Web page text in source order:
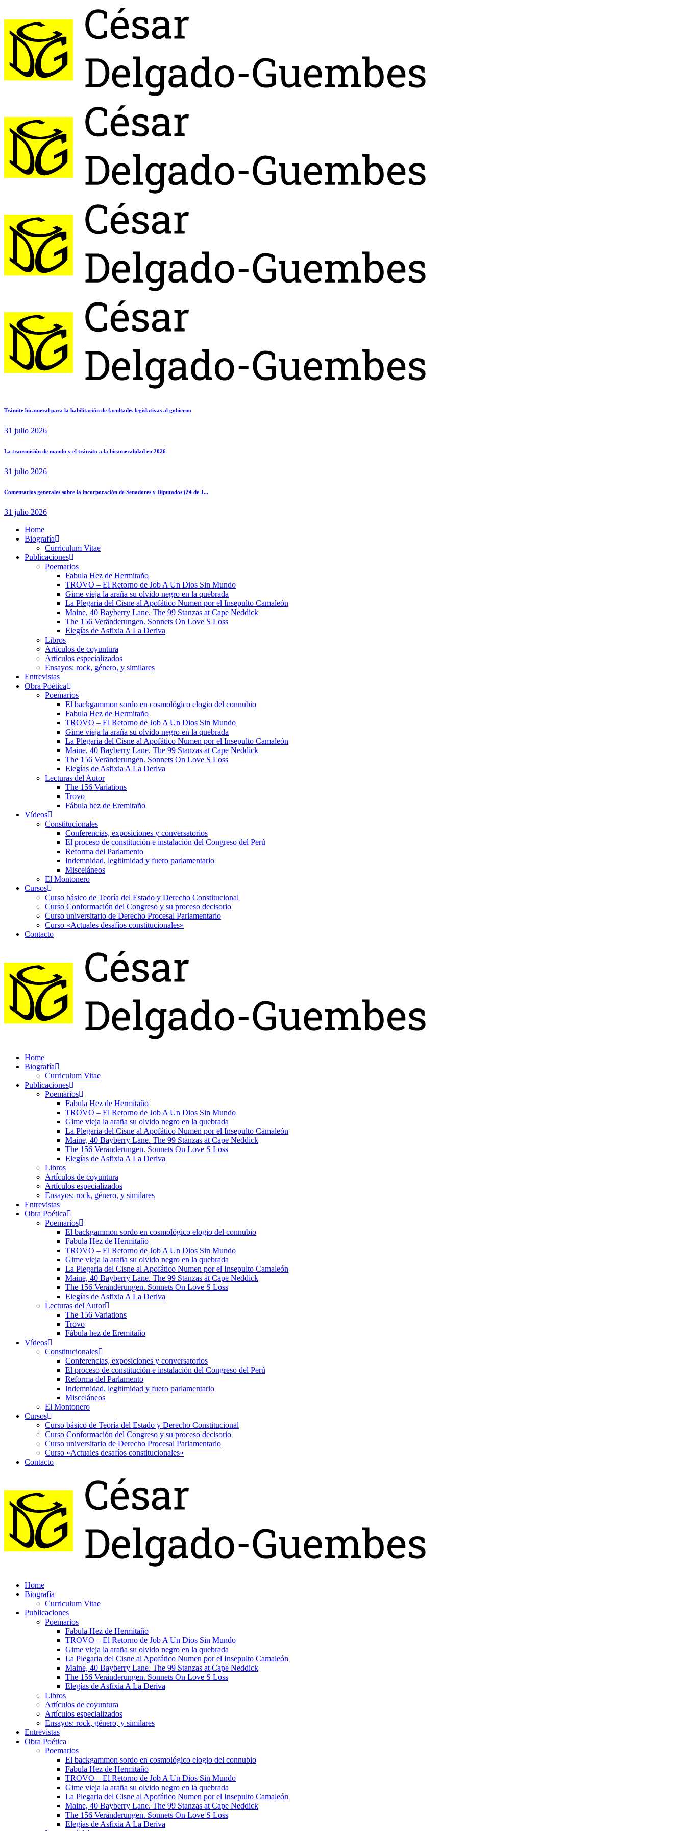
Trámite bicameral para la habilitación de facultades legislativas al gobierno
31 julio 2026
La transmisión de mando y el tránsito a la bicameralidad en 2026
31 julio 2026
Comentarios generales sobre la incorporación de Senadores y Diputados (24 de J...
31 julio 2026
Home
Biografía
Curriculum Vitae​
Publicaciones
Poemarios
Fabula Hez de Hermitaño
TROVO – El Retorno de Job A Un Dios Sin Mundo
Gime vieja la araña su olvido negro en la quebrada
La Plegaria del Cisne al Apofático Numen por el Insepulto Camaleón
Maine, 40 Bayberry Lane. The 99 Stanzas at Cape Neddick
The 156 Veränderungen. Sonnets On Love S Loss
Elegías de Asfixia A La Deriva
Libros
Artículos de coyuntura
Artículos especializados
Ensayos: rock, género, y similares
Entrevistas
Obra Poética
Poemarios
El backgammon sordo en cosmológico elogio del connubio
Fabula Hez de Hermitaño
TROVO – El Retorno de Job A Un Dios Sin Mundo
Gime vieja la araña su olvido negro en la quebrada
La Plegaria del Cisne al Apofático Numen por el Insepulto Camaleón
Maine, 40 Bayberry Lane. The 99 Stanzas at Cape Neddick
The 156 Veränderungen. Sonnets On Love S Loss
Elegías de Asfixia A La Deriva
Lecturas del Autor
The 156 Variations
Trovo
Fábula hez de Eremitaño
Vídeos
Constitucionales
Conferencias, exposiciones y conversatorios
El proceso de constitución e instalación del Congreso del Perú
Reforma del Parlamento
Indemnidad, legitimidad y fuero parlamentario
Misceláneos
El Montonero
Cursos
Curso básico de Teoría del Estado y Derecho Constitucional
Curso Conformación del Congreso y su proceso decisorio
Curso universitario de Derecho Procesal Parlamentario
Curso «Actuales desafíos constitucionales»
Contacto
Home
Biografía
Curriculum Vitae​
Publicaciones
Poemarios
Fabula Hez de Hermitaño
TROVO – El Retorno de Job A Un Dios Sin Mundo
Gime vieja la araña su olvido negro en la quebrada
La Plegaria del Cisne al Apofático Numen por el Insepulto Camaleón
Maine, 40 Bayberry Lane. The 99 Stanzas at Cape Neddick
The 156 Veränderungen. Sonnets On Love S Loss
Elegías de Asfixia A La Deriva
Libros
Artículos de coyuntura
Artículos especializados
Ensayos: rock, género, y similares
Entrevistas
Obra Poética
Poemarios
El backgammon sordo en cosmológico elogio del connubio
Fabula Hez de Hermitaño
TROVO – El Retorno de Job A Un Dios Sin Mundo
Gime vieja la araña su olvido negro en la quebrada
La Plegaria del Cisne al Apofático Numen por el Insepulto Camaleón
Maine, 40 Bayberry Lane. The 99 Stanzas at Cape Neddick
The 156 Veränderungen. Sonnets On Love S Loss
Elegías de Asfixia A La Deriva
Lecturas del Autor
The 156 Variations
Trovo
Fábula hez de Eremitaño
Vídeos
Constitucionales
Conferencias, exposiciones y conversatorios
El proceso de constitución e instalación del Congreso del Perú
Reforma del Parlamento
Indemnidad, legitimidad y fuero parlamentario
Misceláneos
El Montonero
Cursos
Curso básico de Teoría del Estado y Derecho Constitucional
Curso Conformación del Congreso y su proceso decisorio
Curso universitario de Derecho Procesal Parlamentario
Curso «Actuales desafíos constitucionales»
Contacto
Home
Biografía
Curriculum Vitae​
Publicaciones
Poemarios
Fabula Hez de Hermitaño
TROVO – El Retorno de Job A Un Dios Sin Mundo
Gime vieja la araña su olvido negro en la quebrada
La Plegaria del Cisne al Apofático Numen por el Insepulto Camaleón
Maine, 40 Bayberry Lane. The 99 Stanzas at Cape Neddick
The 156 Veränderungen. Sonnets On Love S Loss
Elegías de Asfixia A La Deriva
Libros
Artículos de coyuntura
Artículos especializados
Ensayos: rock, género, y similares
Entrevistas
Obra Poética
Poemarios
El backgammon sordo en cosmológico elogio del connubio
Fabula Hez de Hermitaño
TROVO – El Retorno de Job A Un Dios Sin Mundo
Gime vieja la araña su olvido negro en la quebrada
La Plegaria del Cisne al Apofático Numen por el Insepulto Camaleón
Maine, 40 Bayberry Lane. The 99 Stanzas at Cape Neddick
The 156 Veränderungen. Sonnets On Love S Loss
Elegías de Asfixia A La Deriva